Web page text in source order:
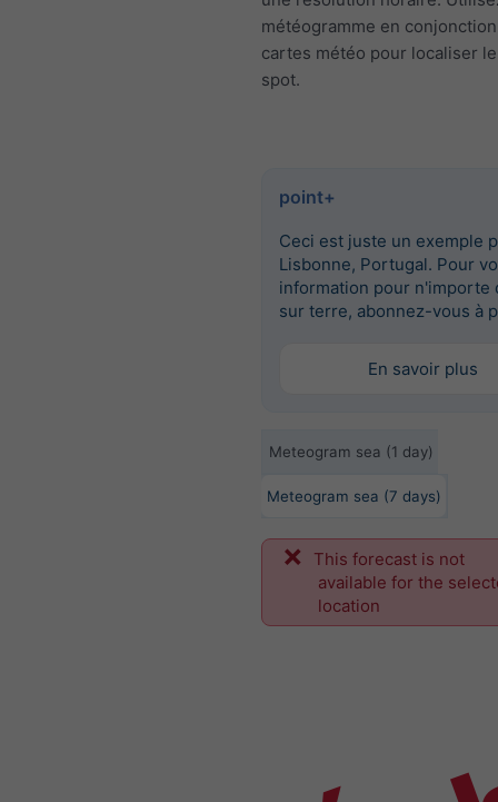
météogramme en
cartes météo pour localiser
spot.
point+
Ceci est juste un exemple
Lisbonne, Portugal. Pour
information pour n'importe
sur terre, abonnez-vous à
En savoir plus
Meteogram sea (1 day)
Meteogram sea (7 days)
This forecast is not
available for the
location